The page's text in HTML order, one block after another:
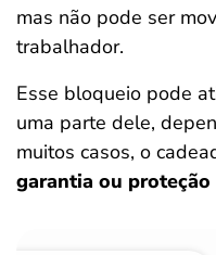
mas não pode ser
trabalhador.
Esse bloqueio pode
uma parte dele,
muitos casos, o
garantia ou